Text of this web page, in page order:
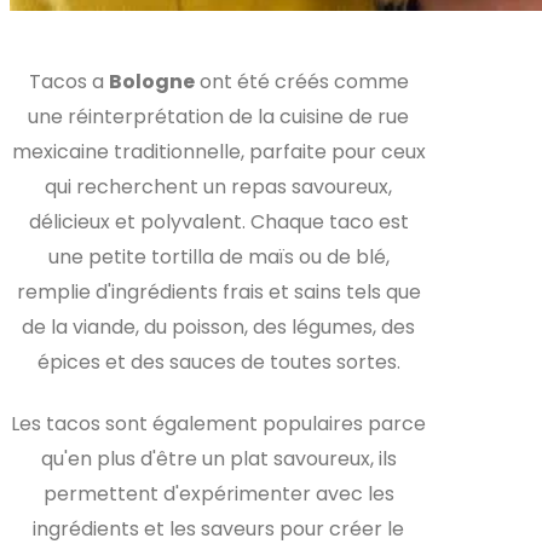
Tacos a Bologneont été créés comme
une réinterprétation de la cuisine de rue
mexicaine traditionnelle, parfaite pour ceux
qui recherchent un repas savoureux,
délicieux et polyvalent. Chaque taco est
une petite tortilla de maïs ou de blé,
remplie d'ingrédients frais et sains tels que
de la viande, du poisson, des légumes, des
épices et des sauces de toutes sortes.
Les tacos sont également populaires parce
qu'en plus d'être un plat savoureux, ils
permettent d'expérimenter avec les
ingrédients et les saveurs pour créer le